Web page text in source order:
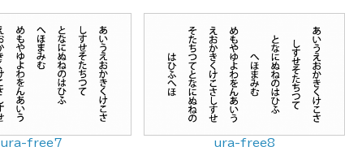
ura-free7 ura-free8